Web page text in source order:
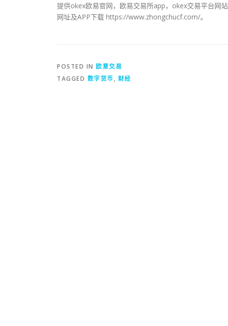
提供okex欧易官网，欧易交易所app，okex交易平台网站
网址及APP下载 https://www.zhongchucf.com/。
POSTED IN 欧意交易
TAGGED 数字货币, 财经